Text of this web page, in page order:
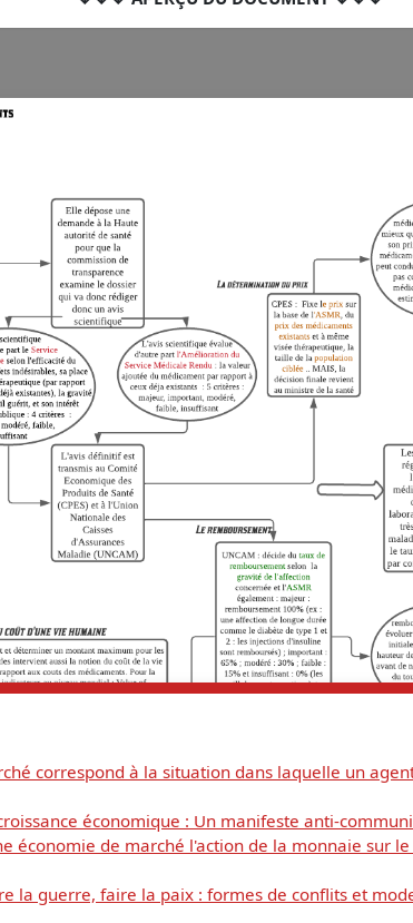
Télécharger
gratuitement ce
correspond à la situation dans laquelle un
croissance économique : Un manifeste anti-
économie de marché l'action de la monnaie sur
la guerre, faire la paix : formes de conflits et